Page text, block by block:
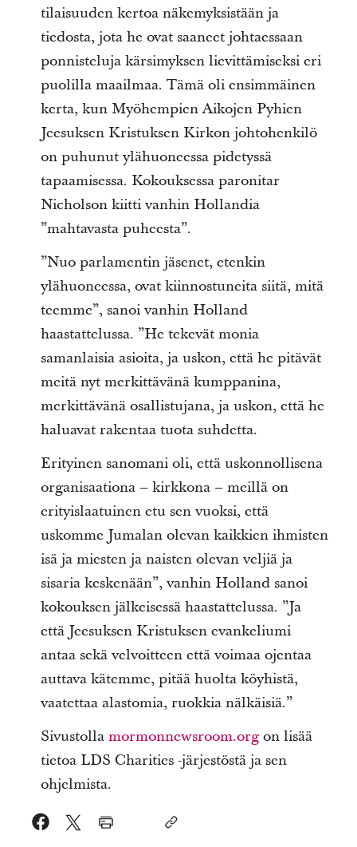
tilaisuuden kertoa näkemyksistään ja
tiedosta, jota he ovat saaneet johtaessaan
ponnisteluja kärsimyksen lievittämiseksi eri
puolilla maailmaa. Tämä oli ensimmäinen
kerta, kun Myöhempien Aikojen Pyhien
Jeesuksen Kristuksen Kirkon johtohenkilö
on puhunut ylähuoneessa pidetyssä
tapaamisessa. Kokouksessa paronitar
Nicholson kiitti vanhin Hollandia
”mahtavasta puheesta”.
”Nuo parlamentin jäsenet, etenkin
ylähuoneessa, ovat kiinnostuneita siitä, mitä
teemme”, sanoi vanhin Holland
haastattelussa. ”He tekevät monia
samanlaisia asioita, ja uskon, että he pitävät
meitä nyt merkittävänä kumppanina,
merkittävänä osallistujana, ja uskon, että he
haluavat rakentaa tuota suhdetta.
Erityinen sanomani oli, että uskonnollisena
organisaationa – kirkkona – meillä on
erityislaatuinen etu sen vuoksi, että
uskomme Jumalan olevan kaikkien ihmisten
isä ja miesten ja naisten olevan veljiä ja
sisaria keskenään”, vanhin Holland sanoi
kokouksen jälkeisessä haastattelussa. ”Ja
että Jeesuksen Kristuksen evankeliumi
antaa sekä velvoitteen että voimaa ojentaa
auttava kätemme, pitää huolta köyhistä,
vaatettaa alastomia, ruokkia nälkäisiä.”
Sivustolla mormonnewsroom.orgon lisää
tietoa LDS Charities -järjestöstä ja sen
ohjelmista.